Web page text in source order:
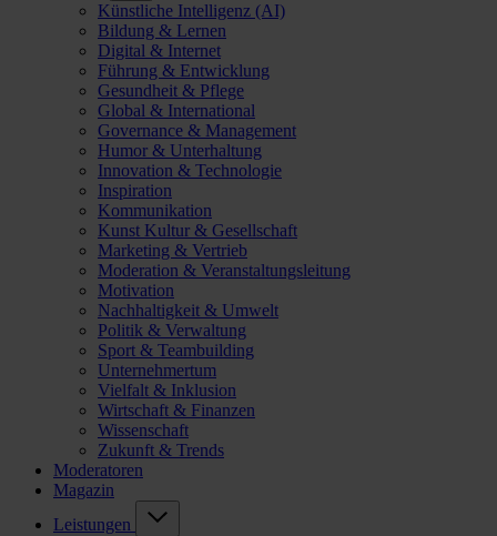
Künstliche Intelligenz (AI)
Bildung & Lernen
Digital & Internet
Führung & Entwicklung
Gesundheit & Pflege
Global & International
Governance & Management
Humor & Unterhaltung
Innovation & Technologie
Inspiration
Kommunikation
Kunst Kultur & Gesellschaft
Marketing & Vertrieb
Moderation & Veranstaltungsleitung
Motivation
Nachhaltigkeit & Umwelt
Politik & Verwaltung
Sport & Teambuilding
Unternehmertum
Vielfalt & Inklusion
Wirtschaft & Finanzen
Wissenschaft
Zukunft & Trends
Moderatoren
Magazin
Leistungen